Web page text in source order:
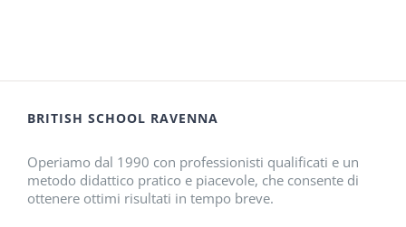
BRITISH SCHOOL RAVENNA
Operiamo dal 1990 con professionisti qualificati e un
metodo didattico pratico e piacevole, che consente di
ottenere ottimi risultati in tempo breve.